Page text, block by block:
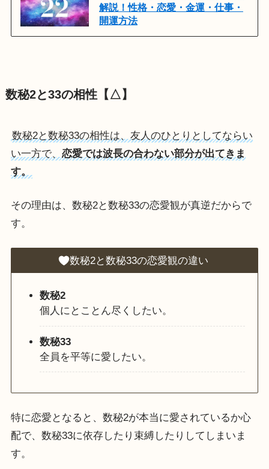
解説！性格・恋愛・金運・仕事・
開運方法
数秘2と33の相性【△】
数秘2と数秘33の相性は、友人のひとりとしてならい
い一方で、 恋愛では波長の合わない部分が出てきま
す。
その理由は、数秘2と数秘33の恋愛観が真逆だからで
す。
数秘2と数秘33の恋愛観の違い
数秘2
個人にとことん尽くしたい。
数秘33
全員を平等に愛したい。
特に恋愛となると、数秘2が本当に愛されているか心
配で、数秘33に依存したり束縛したりしてしまいま
す。